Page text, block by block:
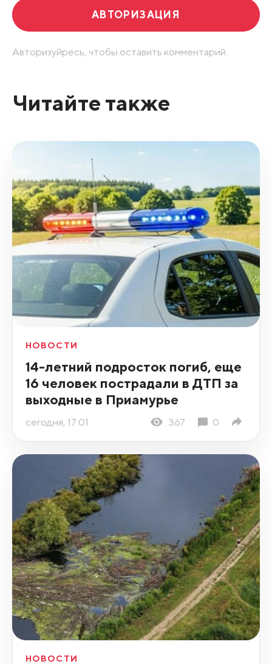
АВТОРИЗАЦИЯ
Авторизуйресь, чтобы оставить комментарий.
Читайте также
НОВОСТИ
14-летний подросток погиб, еще
16 человек пострадали в ДТП за
выходные в Приамурье
сегодня, 17:01 367 0
НОВОСТИ